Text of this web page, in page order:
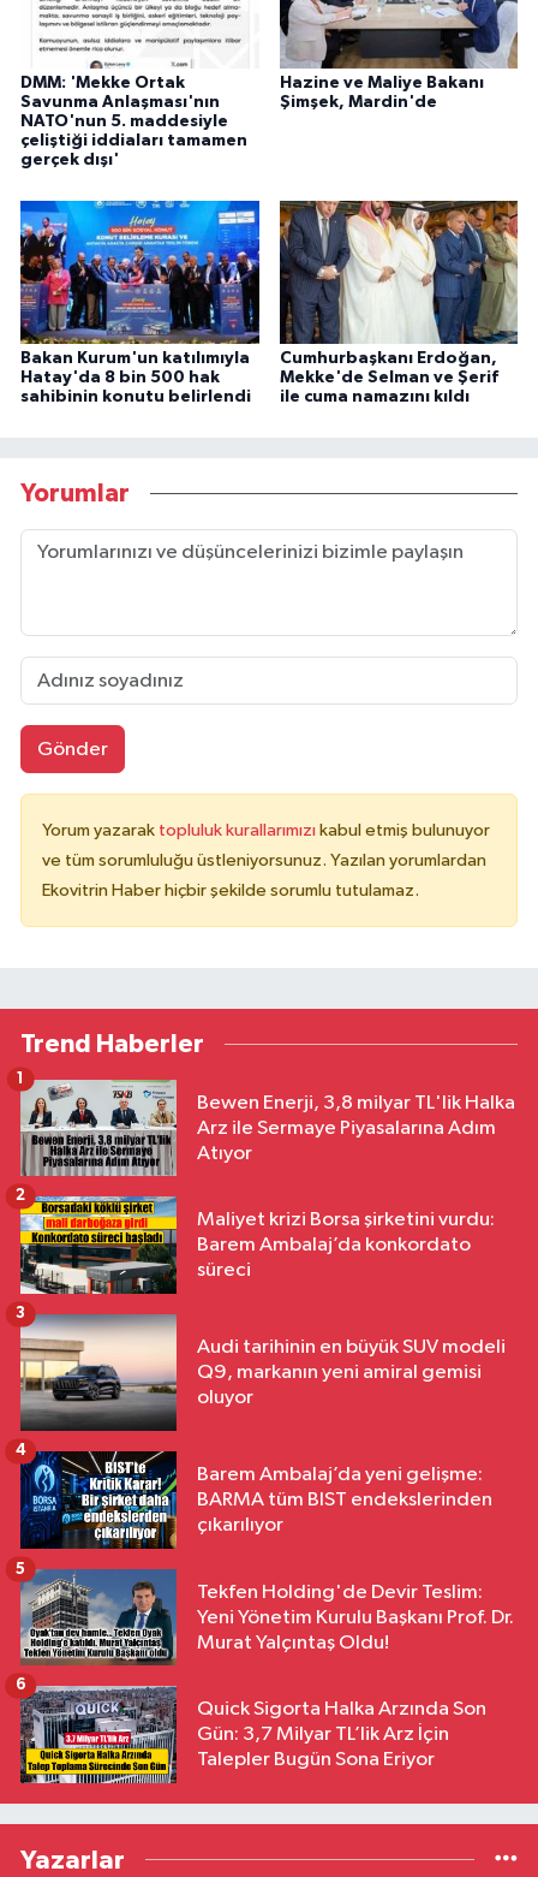
DMM: 'Mekke Ortak
Savunma Anlaşması'nın
NATO'nun 5. maddesiyle
çeliştiği iddiaları tamamen
gerçek dışı'
Hazine ve Maliye Bakanı
Şimşek, Mardin'de
Bakan Kurum'un katılımıyla
Hatay'da 8 bin 500 hak
sahibinin konutu belirlendi
Cumhurbaşkanı Erdoğan,
Mekke'de Selman ve Şerif
ile cuma namazını kıldı
Yorumlar
Gönder
Yorum yazarak topluluk kurallarımızı kabul etmiş bulunuyor
ve tüm sorumluluğu üstleniyorsunuz. Yazılan yorumlardan
Ekovitrin Haber hiçbir şekilde sorumlu tutulamaz.
Trend Haberler
Bewen Enerji, 3,8 milyar TL'lik Halka
Arz ile Sermaye Piyasalarına Adım
Atıyor
1
Maliyet krizi Borsa şirketini vurdu:
Barem Ambalaj’da konkordato
süreci
2
Audi tarihinin en büyük SUV modeli
Q9, markanın yeni amiral gemisi
oluyor
3
Barem Ambalaj’da yeni gelişme:
BARMA tüm BIST endekslerinden
çıkarılıyor
4
Tekfen Holding'de Devir Teslim:
Yeni Yönetim Kurulu Başkanı Prof. Dr.
Murat Yalçıntaş Oldu!
5
Quick Sigorta Halka Arzında Son
Gün: 3,7 Milyar TL’lik Arz İçin
Talepler Bugün Sona Eriyor
6
Yazarlar